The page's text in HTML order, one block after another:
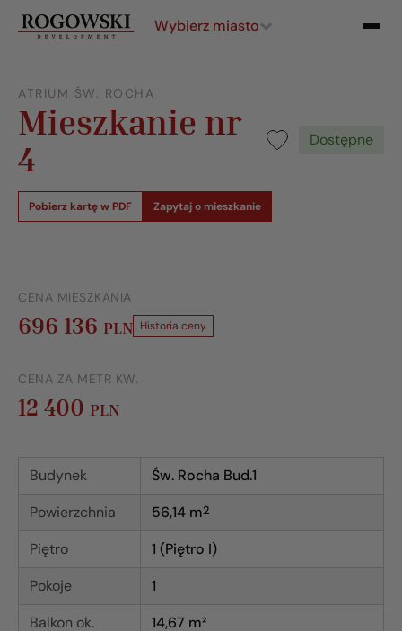
Wybierz miasto
ATRIUM ŚW. ROCHA
Mieszkanie nr
4
Dostępne
Pobierz kartę w PDF Zapytaj o mieszkanie
CENA MIESZKANIA
696 136 PLN Historia ceny
CENA ZA METR KW.
12 400 PLN
Budynek
Św. Rocha Bud.1
Powierzchnia
56,14 m2
Piętro
1 (Piętro I)
Pokoje
1
Balkon ok.
14,67 m²